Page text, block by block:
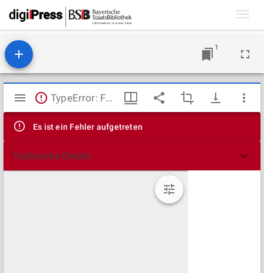
1
Mirador
Viewer
TypeError: Failed to fetch
Es ist ein Fehler aufgetreten
Technische Details